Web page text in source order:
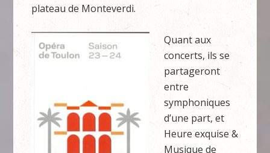
plateau de Monteverdi.
Quant aux
concerts, ils se
partageront
entre
symphoniques
d’une part, et
Heure exquise &
Musique de